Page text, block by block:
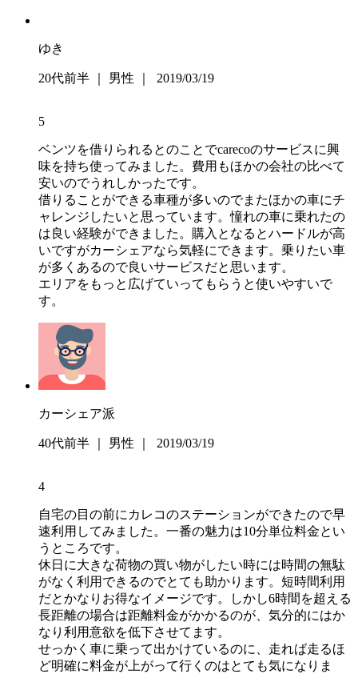
ゆき
20代前半 ｜ 男性 ｜ 2019/03/19
5
ベンツを借りられるとのことでcarecoのサービスに興
味を持ち使ってみました。費用もほかの会社の比べて
安いのでうれしかったです。
借りることができる車種が多いのでまたほかの車にチ
ャレンジしたいと思っています。憧れの車に乗れたの
は良い経験ができました。購入となるとハードルが高
いですがカーシェアなら気軽にできます。乗りたい車
が多くあるので良いサービスだと思います。
エリアをもっと広げていってもらうと使いやすいで
す。
カーシェア派
40代前半 ｜ 男性 ｜ 2019/03/19
4
自宅の目の前にカレコのステーションができたので早
速利用してみました。一番の魅力は10分単位料金とい
うところです。
休日に大きな荷物の買い物がしたい時には時間の無駄
がなく利用できるのでとても助かります。短時間利用
だとかなりお得なイメージです。しかし6時間を超える
長距離の場合は距離料金がかかるのが、気分的にはか
なり利用意欲を低下させてます。
せっかく車に乗って出かけているのに、走れば走るほ
ど明確に料金が上がって行くのはとても気になりま